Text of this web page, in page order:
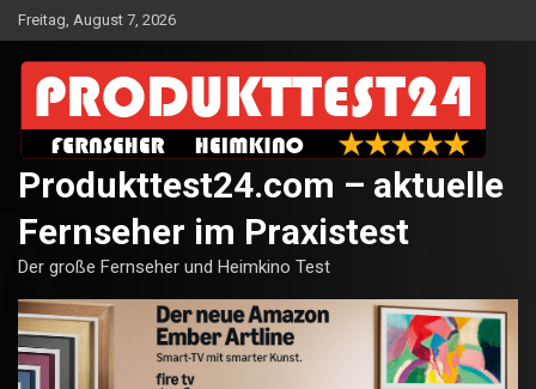
Skip
to
content
Freitag, August 7, 2026
Produkttest24.com – aktuelle
Fernseher im Praxistest
Der große Fernseher und Heimkino Test